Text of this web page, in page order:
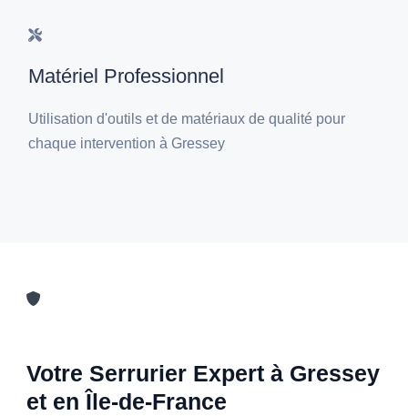
Matériel Professionnel
Utilisation d'outils et de matériaux de qualité pour
chaque intervention à Gressey
Votre Serrurier Expert à Gressey
et en Île-de-France